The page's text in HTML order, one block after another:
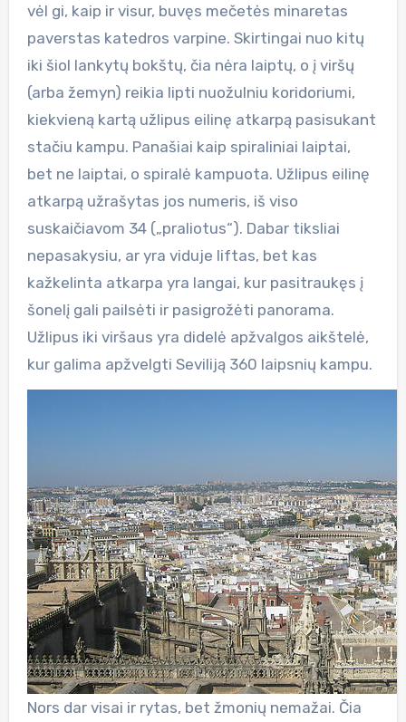
vėl gi, kaip ir visur, buvęs mečetės minaretas
paverstas katedros varpine. Skirtingai nuo kitų
iki šiol lankytų bokštų, čia nėra laiptų, o į viršų
(arba žemyn) reikia lipti nuožulniu koridoriumi,
kiekvieną kartą užlipus eilinę atkarpą pasisukant
stačiu kampu. Panašiai kaip spiraliniai laiptai,
bet ne laiptai, o spiralė kampuota. Užlipus eilinę
atkarpą užrašytas jos numeris, iš viso
suskaičiavom 34 („praliotus“). Dabar tiksliai
nepasakysiu, ar yra viduje liftas, bet kas
kažkelinta atkarpa yra langai, kur pasitraukęs į
šonelį gali pailsėti ir pasigrožėti panorama.
Užlipus iki viršaus yra didelė apžvalgos aikštelė,
kur galima apžvelgti Seviliją 360 laipsnių kampu.
Nors dar visai ir rytas, bet žmonių nemažai. Čia